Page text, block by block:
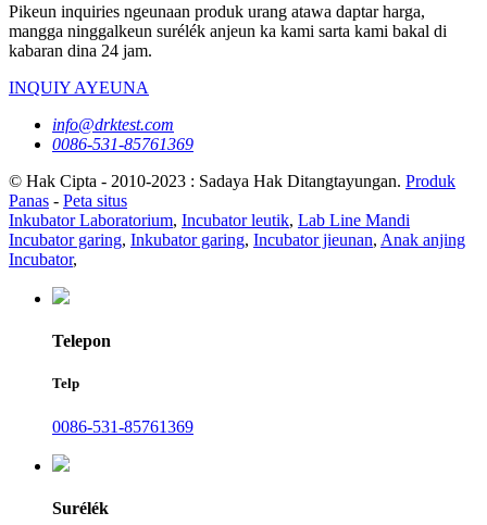
Pikeun inquiries ngeunaan produk urang atawa daptar harga,
mangga ninggalkeun surélék anjeun ka kami sarta kami bakal di
kabaran dina 24 jam.
INQUIY AYEUNA
info@drktest.com
0086-531-85761369
© Hak Cipta - 2010-2023 : Sadaya Hak Ditangtayungan. Produk
Panas - Peta situs
Inkubator Laboratorium, Incubator leutik, Lab Line Mandi
Incubator garing, Inkubator garing, Incubator jieunan, Anak anjing
Incubator,
Telepon
Telp
0086-531-85761369
Surélék